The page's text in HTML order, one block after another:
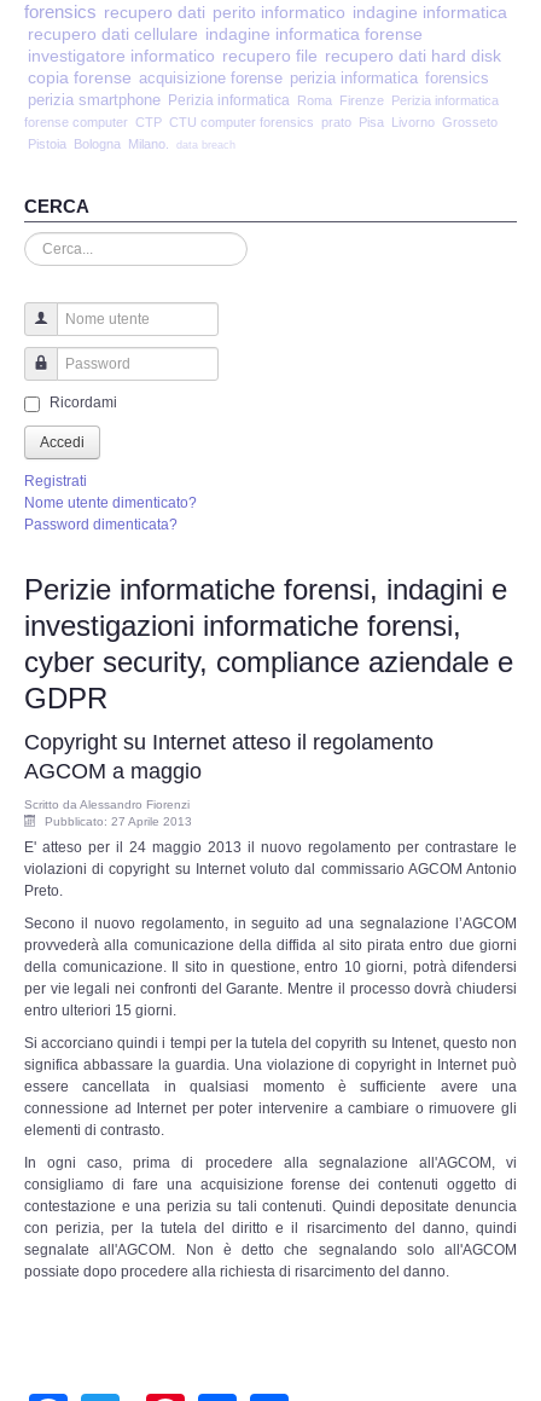
Perizia Centralini PBX e VOIP
Perizia Estimo
Perizia Documento informatico
Perizia Cloud
Perizia E-mail
Perizia Truffa Banca e Online
Perizia Dash Cam
Perizia software spia
Perizia Controllo lavoratori
Perizia DVR
Perizia IoT e IIoT
Perizia Ransomware Malware
Perizia Incidente Stradale
Perizia Data Breach
INDAGINI DIGITALI
Digital Intelligence OSINT
Indagini su computer
Indagini Smartphone,Tablet
Copia/Acquisizione Forense
Bonifiche Digitali
forensics recupero dati perito informatico indagine informatica
recupero dati cellulare indagine informatica forense
investigatore informatico recupero file recupero dati hard disk
copia forense acquisizione forense perizia informatica forensics
perizia smartphone Perizia informatica Roma Firenze Perizia informatica
forense computer CTP CTU computer forensics prato Pisa Livorno Grosseto
Pistoia
Bologna Milano. data breach
CERCA
Cerca...
Nome utente
Password
Ricordami
Accedi
Registrati
Nome utente dimenticato?
Password dimenticata?
Perizie informatiche forensi, indagini e
investigazioni informatiche forensi,
cyber security, compliance aziendale e
GDPR
Copyright su Internet atteso il regolamento
AGCOM a maggio
Scritto da Alessandro Fiorenzi
Pubblicato: 27 Aprile 2013
E' atteso per il 24 maggio 2013 il nuovo regolamento per contrastare le
violazioni di copyright su Internet voluto dal commissario AGCOM Antonio
Preto.
Secono il nuovo regolamento, in seguito ad una segnalazione l’AGCOM
provvederà alla comunicazione della diffida al sito pirata entro due giorni
della comunicazione. Il sito in questione, entro 10 giorni, potrà difendersi
per vie legali nei confronti del Garante. Mentre il processo dovrà chiudersi
entro ulteriori 15 giorni.
Si accorciano quindi i tempi per la tutela del copyrith su Intenet, questo non
significa abbassare la guardia. Una violazione di copyright in Internet può
essere cancellata in qualsiasi momento è sufficiente avere una
connessione ad Internet per poter intervenire a cambiare o rimuovere gli
elementi di contrasto.
In ogni caso, prima di procedere alla segnalazione all'AGCOM, vi
consigliamo di fare una acquisizione forense dei contenuti oggetto di
contestazione e una perizia su tali contenuti. Quindi depositate denuncia
con perizia, per la tutela del diritto e il risarcimento del danno, quindi
segnalate all'AGCOM. Non è detto che segnalando solo all'AGCOM
possiate dopo procedere alla richiesta di risarcimento del danno.